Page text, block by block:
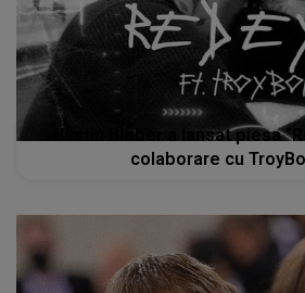
Justin Bieber a lansat piesa
colaborare cu